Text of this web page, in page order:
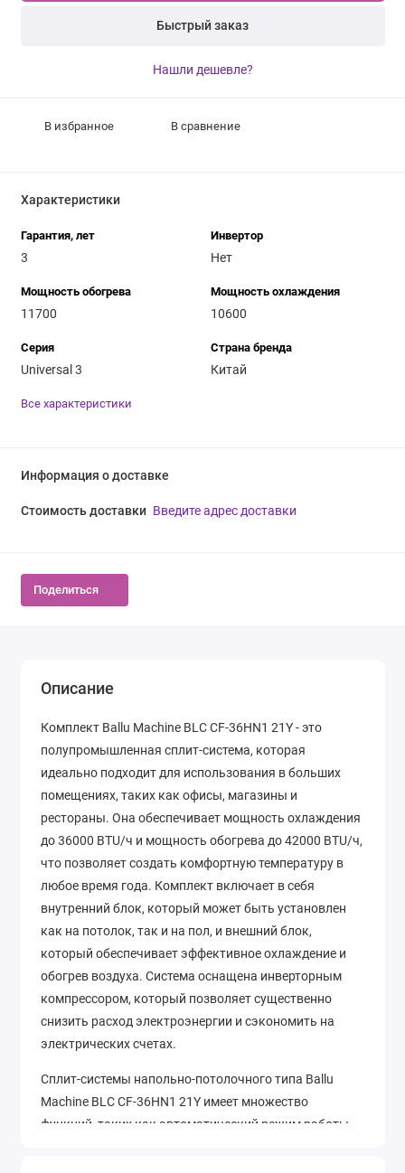
Быстрый заказ
Нашли дешевле?
В избранное В сравнение
Характеристики
Гарантия, лет
3
Инвертор
Нет
Мощность обогрева
11700
Мощность охлаждения
10600
Серия
Universal 3
Страна бренда
Китай
Все характеристики
Информация о доставке
Стоимость доставки Введите адрес доставки
Поделиться
Описание
Комплект Ballu Machine BLC CF-36HN1 21Y - это
полупромышленная сплит-система, которая
идеально подходит для использования в больших
помещениях, таких как офисы, магазины и
рестораны. Она обеспечивает мощность охлаждения
до 36000 BTU/ч и мощность обогрева до 42000 BTU/ч,
что позволяет создать комфортную температуру в
любое время года. Комплект включает в себя
внутренний блок, который может быть установлен
как на потолок, так и на пол, и внешний блок,
который обеспечивает эффективное охлаждение и
обогрев воздуха. Система оснащена инверторным
компрессором, который позволяет существенно
снизить расход электроэнергии и сэкономить на
электрических счетах.
Сплит-системы напольно-потолочного типа Ballu
Machine BLC CF-36HN1 21Y имеет множество
функций, таких как автоматический режим работы,